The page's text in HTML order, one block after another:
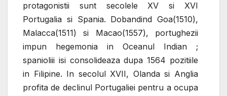
protagonistii sunt secolele XV si XVI
Portugalia si Spania. Dobandind Goa(1510),
Malacca(1511) si Macao(1557), portughezii
impun hegemonia in Oceanul Indian ;
spanioliii isi consolideaza dupa 1564 pozitiile
in Filipine. In secolul XVII, Olanda si Anglia
profita de declinul Portugaliei pentru a ocupa